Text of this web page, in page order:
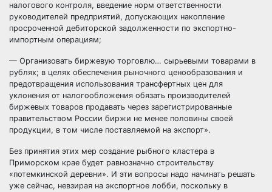
налогового контроля, введение норм ответственности
руководителей предприятий, допускающих накопление
просроченной дебиторской задолженности по экспортно-
импортным операциям;
— Организовать биржевую торговлю… сырьевыми товарами в
рублях; в целях обеспечения рыночного ценообразования и
предотвращения использования трансфертных цен для
уклонения от налогообложения обязать производителей
биржевых товаров продавать через зарегистрированные
правительством России биржи не менее половины своей
продукции, в том числе поставляемой на экспорт».
Без принятия этих мер создание рыбного кластера в
Приморском крае будет равнозначно строительству
«потемкинской деревни». И эти вопросы надо начинать решать
уже сейчас, невзирая на экспортное лобби, поскольку в